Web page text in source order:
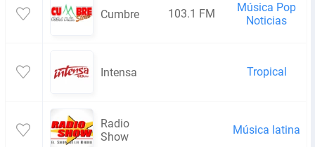
Cumbre 103.1 FM
Música Pop
Noticias
Intensa Tropical
Radio
Show
Música latina